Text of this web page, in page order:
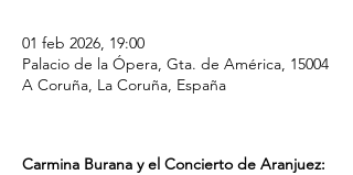
01 feb 2026, 19:00
Palacio de la Ópera, Gta. de América, 15004
A Coruña, La Coruña, España
Carmina Burana y el Concierto de Aranjuez: